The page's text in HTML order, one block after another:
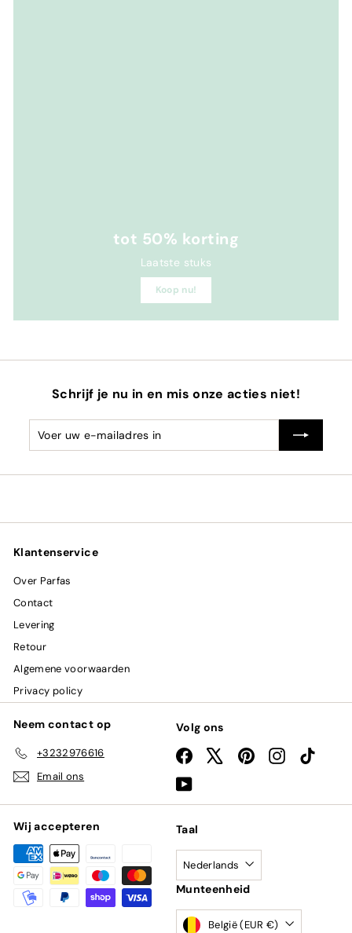
tot 50% korting
Laatste stuks
Koop nu!
Schrijf je nu in en mis onze acties niet!
Voer
uw
Abonneren
Klantenservice
Over Parfas
Contact
Levering
Retour
Algemene voorwaarden
Privacy policy
Neem contact op
+3232976616
Email ons
Volg ons
Facebook PinterestInstagram
YouTube
Wij accepteren Taal
Nederlands
Munteenheid
België (EUR €)